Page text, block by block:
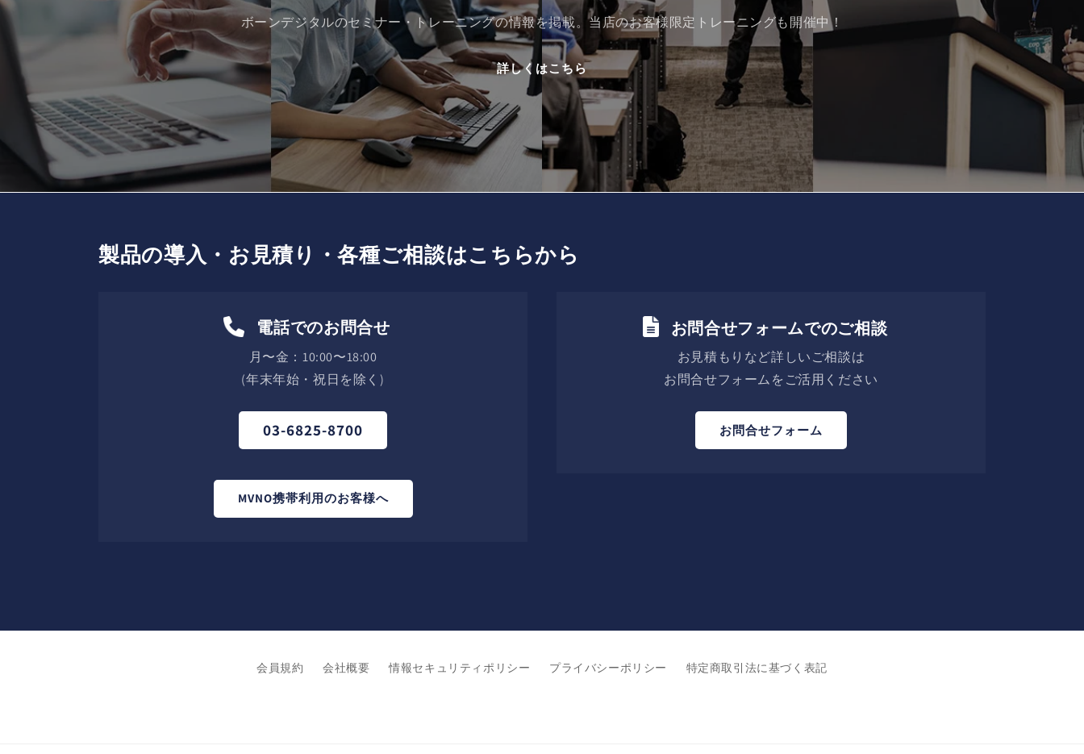
ボーンデジタルのセミナー・トレーニングの情報を掲載。当店のお客様限定トレーニングも開催中！
詳しくはこちら
製品の導入・お見積り・各種ご相談はこちらから
電話でのお問合せ
月〜金：10:00〜18:00
(年末年始・祝日を除く)
03-6825-8700
MVNO携帯利用のお客様へ
お問合せフォームでのご相談
お見積もりなど詳しいご相談は
お問合せフォームをご活用ください
お問合せフォーム
会員規約 会社概要 情報セキュリティポリシー プライバシーポリシー 特定商取引法に基づく表記